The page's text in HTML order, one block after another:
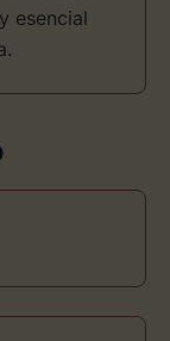
esencial